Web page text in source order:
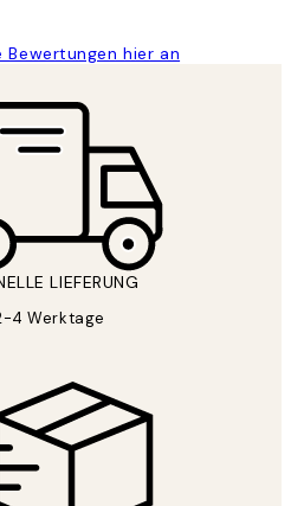
hier an
LIEFERUNG
4 Werktage